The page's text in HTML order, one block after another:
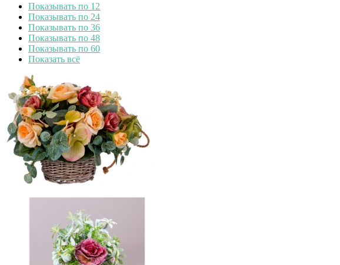
Показывать по 12
Показывать по 24
Показывать по 36
Показывать по 48
Показывать по 60
Показать всё